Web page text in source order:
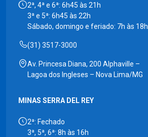
2ª, 4ª e 6ª: 6h45 às 21h
3ª e 5ª: 6h45 às 22h
Sábado, domingo e feriado: 7h às 18h
(31) 3517-3000
Av. Princesa Diana, 200 Alphaville –
Lagoa dos Ingleses – Nova Lima/MG
MINAS SERRA DEL REY
2ª: Fechado
3ª, 5ª, 6ª: 8h às 16h